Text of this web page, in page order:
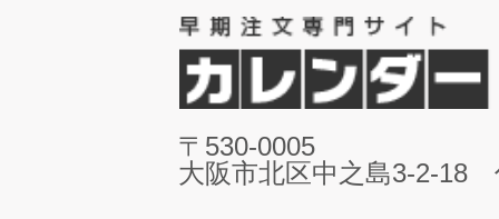
〒530-0005
大阪市北区中之島3-2-18